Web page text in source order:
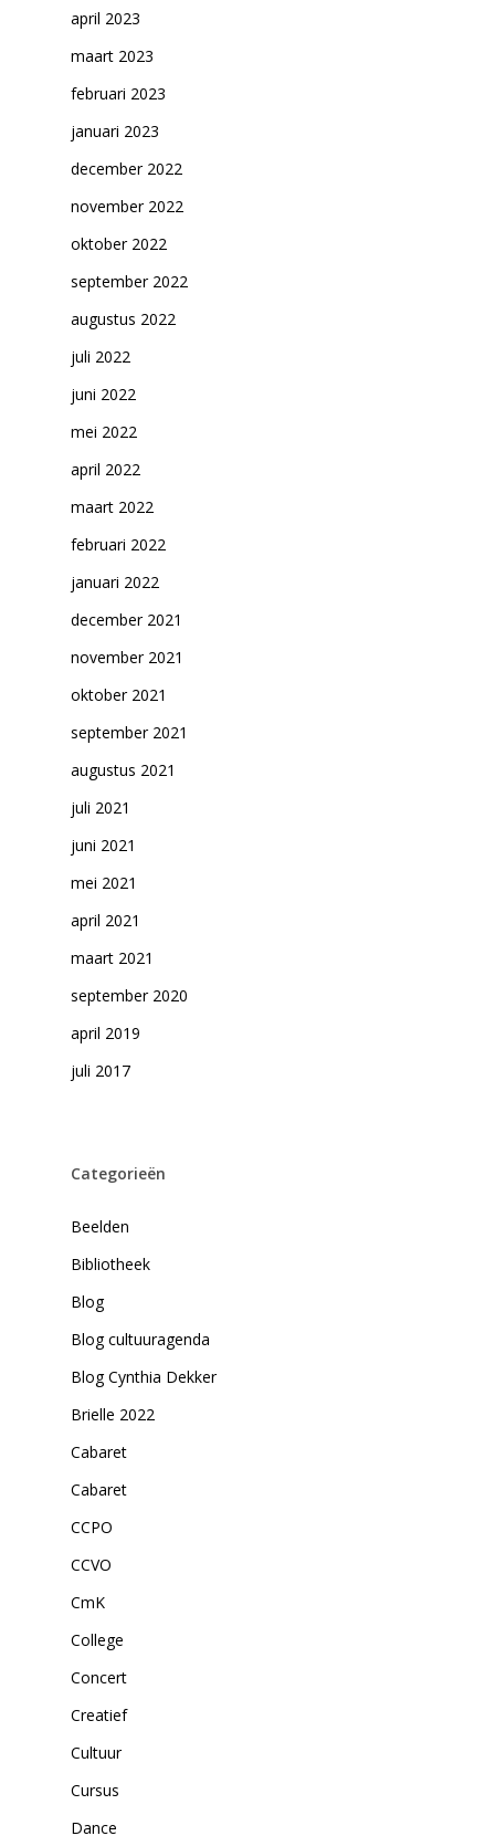
april 2023
maart 2023
februari 2023
januari 2023
december 2022
november 2022
oktober 2022
september 2022
augustus 2022
juli 2022
juni 2022
mei 2022
april 2022
maart 2022
februari 2022
januari 2022
december 2021
november 2021
oktober 2021
september 2021
augustus 2021
juli 2021
juni 2021
mei 2021
april 2021
maart 2021
september 2020
april 2019
juli 2017
Categorieën
Beelden
Bibliotheek
Blog
Blog cultuuragenda
Blog Cynthia Dekker
Brielle 2022
Cabaret
Cabaret
CCPO
CCVO
CmK
College
Concert
Creatief
Cultuur
Cursus
Dance